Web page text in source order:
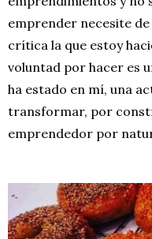
emprender necesite de
crítica la que estoy
voluntad por hacer es
ha estado en mí, una
transformar, por
emprendedor por